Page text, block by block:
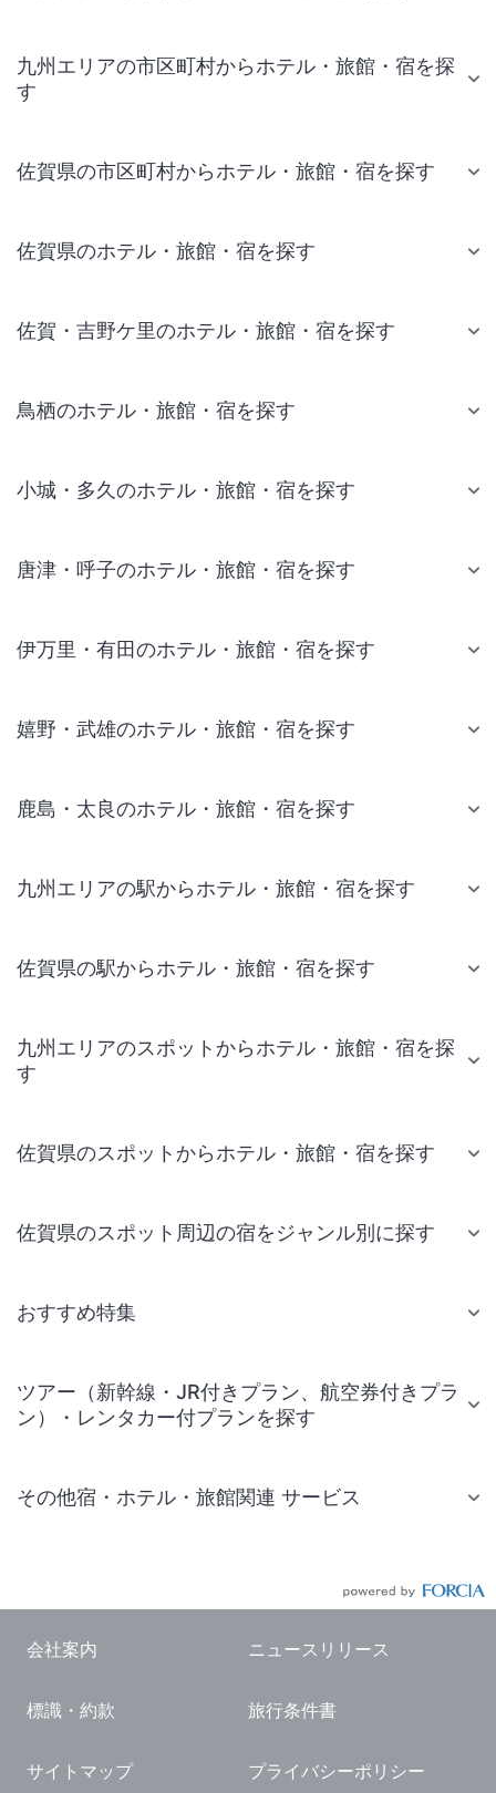
九州エリアの市区町村からホテル・旅館・宿を探
す
佐賀県の市区町村からホテル・旅館・宿を探す
佐賀県のホテル・旅館・宿を探す
佐賀・吉野ケ里のホテル・旅館・宿を探す
鳥栖のホテル・旅館・宿を探す
小城・多久のホテル・旅館・宿を探す
唐津・呼子のホテル・旅館・宿を探す
伊万里・有田のホテル・旅館・宿を探す
嬉野・武雄のホテル・旅館・宿を探す
鹿島・太良のホテル・旅館・宿を探す
九州エリアの駅からホテル・旅館・宿を探す
佐賀県の駅からホテル・旅館・宿を探す
九州エリアのスポットからホテル・旅館・宿を探
す
佐賀県のスポットからホテル・旅館・宿を探す
佐賀県のスポット周辺の宿をジャンル別に探す
おすすめ特集
ツアー（新幹線・JR付きプラン、航空券付きプラ
ン）・レンタカー付プランを探す
その他宿・ホテル・旅館関連 サービス
国内観光ガイド
旅行・観光情報
会社案内 ニュースリリース
標識・約款 旅行条件書
サイトマップ プライバシーポリシー